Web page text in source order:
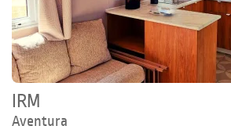
IRM
Aventura